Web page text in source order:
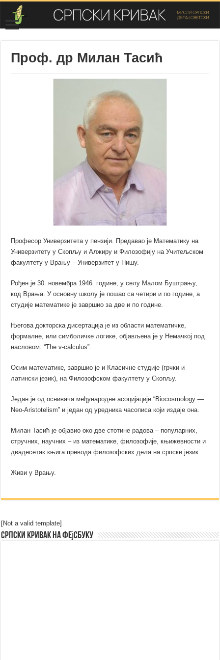
Проф. др Милан Тасић
Професор Универзитета у пензији. Предавао је Математику на
Универзитету у Скопљу и Алжиру и Филозофију на Учитељском
факултету у Врању – Универзитет у Нишу.
Рођен је 30. новембра 1946. године, у селу Малом Буштрању,
код Врања. У основну школу је пошао са четири и по године, а
студије математике је завршио за две и по године.
Његова докторска дисертација је из области математичке,
формалне, или симболичке логике, објављена је у Немачкој под
насловом: “The v-calculus”.
Осим математике, завршио је и Класичне студије (грчки и
латински језик), на Филозофском факултету у Скопљу.
Један је од оснивача међународне асоцијације “Biocosmology ―
Neo-Аristotelism” и један од уредника часописа који издаје она.
Милан Тасић је објавио око две стотине радова – популарних,
стручних, научних – из математике, филозофије, књижевности и
двадесетак књига превода филозофских дела на српски језик.
Живи у Врању.
[Not a valid template]
Српски Кривак на Фејсбуку